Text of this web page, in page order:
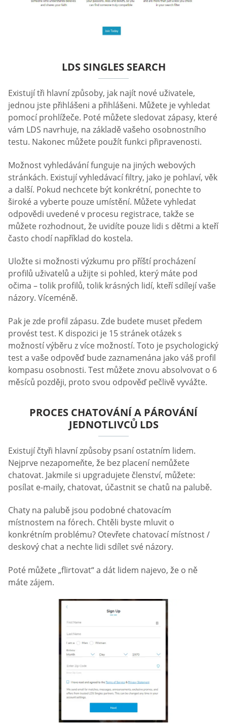
LDS SINGLES SEARCH
Existují tři hlavní způsoby, jak najít nové uživatele,
jednou jste přihlášeni a přihlášeni. Můžete je vyhledat
pomocí prohlížeče. Poté můžete sledovat zápasy, které
vám LDS navrhuje, na základě vašeho osobnostního
testu. Nakonec můžete použít funkci připravenosti.
Možnost vyhledávání funguje na jiných webových
stránkách. Existují vyhledávací filtry, jako je pohlaví, věk
a další. Pokud nechcete být konkrétní, ponechte to
široké a vyberte pouze umístění. Můžete vyhledat
odpovědi uvedené v procesu registrace, takže se
můžete rozhodnout, že uvidíte pouze lidi s dětmi a kteří
často chodí například do kostela.
Uložte si možnosti výzkumu pro příští procházení
profilů uživatelů a užijte si pohled, který máte pod
očima – tolik profilů, tolik krásných lidí, kteří sdílejí vaše
názory. Víceméně.
Pak je zde profil zápasu. Zde budete muset předem
provést test. K dispozici je 15 stránek otázek s
možností výběru z více možností. Toto je psychologický
test a vaše odpověď bude zaznamenána jako váš profil
kompasu osobnosti. Test můžete znovu absolvovat o 6
měsíců později, proto svou odpověď pečlivě vyvážte.
PROCES CHATOVÁNÍ A PÁROVÁNÍ
JEDNOTLIVCŮ LDS
Existují čtyři hlavní způsoby psaní ostatním lidem.
Nejprve nezapomeňte, že bez placení nemůžete
chatovat. Jakmile si upgradujete členství, můžete:
posílat e-maily, chatovat, účastnit se chatů na palubě.
Chaty na palubě jsou podobné chatovacím
místnostem na fórech. Chtěli byste mluvit o
konkrétním problému? Otevřete chatovací místnost /
deskový chat a nechte lidi sdílet své názory.
Poté můžete „flirtovat“ a dát lidem najevo, že o ně
máte zájem.